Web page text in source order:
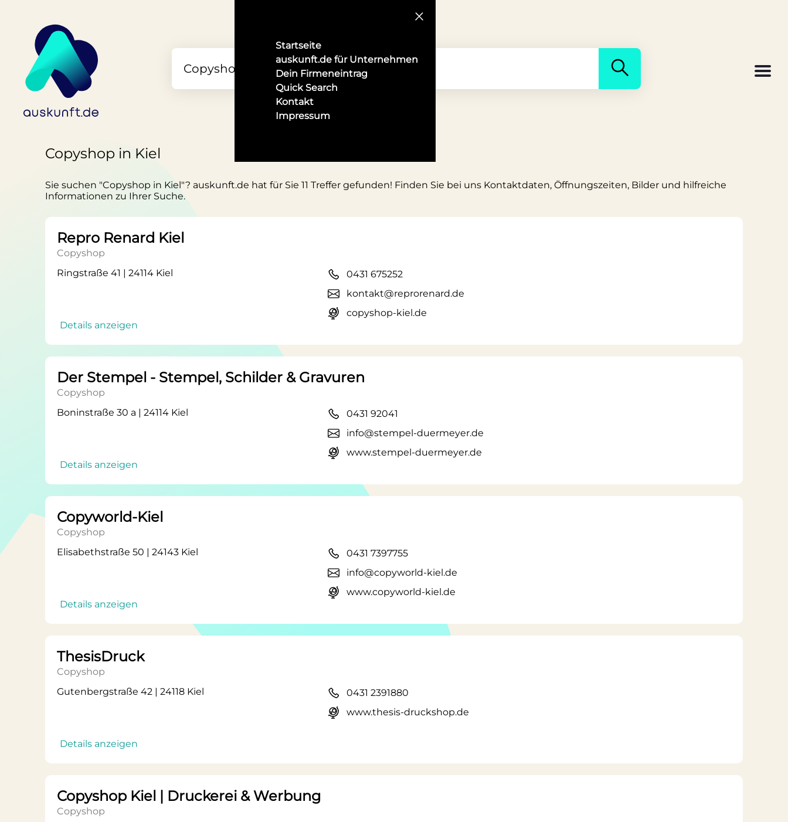
Startseite
auskunft.de für Unternehmen
Dein Firmeneintrag
Quick Search
Kontakt
Impressum
Copyshop in Kiel
Sie suchen "Copyshop in Kiel"? auskunft.de hat für Sie 11 Treffer gefunden! Finden Sie bei uns Kontaktdaten, Öffnungszeiten, Bilder und hilfreiche
Informationen zu Ihrer Suche.
Repro Renard Kiel
Copyshop
Ringstraße 41 | 24114 Kiel
Details anzeigen
0431 675252
kontakt@reprorenard.de
copyshop-kiel.de
Der Stempel - Stempel, Schilder & Gravuren
Copyshop
Boninstraße 30 a | 24114 Kiel
Details anzeigen
0431 92041
info@stempel-duermeyer.de
www.stempel-duermeyer.de
Copyworld-Kiel
Copyshop
Elisabethstraße 50 | 24143 Kiel
Details anzeigen
0431 7397755
info@copyworld-kiel.de
www.copyworld-kiel.de
ThesisDruck
Copyshop
Gutenbergstraße 42 | 24118 Kiel
Details anzeigen
0431 2391880
www.thesis-druckshop.de
Copyshop Kiel | Druckerei & Werbung
Copyshop